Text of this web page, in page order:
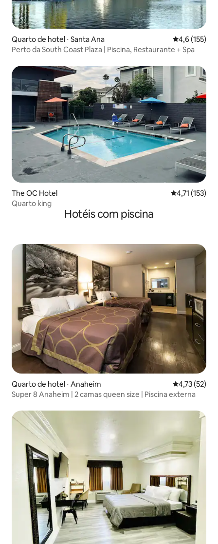
Quarto de hotel ⋅ Santa Ana 4,6 de uma
4,6 (155)
Perto da South Coast Plaza | Piscina, Restaurante + Spa
The OC Hotel 4,71 de uma
4,71 (153)
Quarto king
Hotéis com piscina
Quarto de hotel ⋅ Anaheim 4,73 de uma
4,73 (52)
Super 8 Anaheim | 2 camas queen size | Piscina externa